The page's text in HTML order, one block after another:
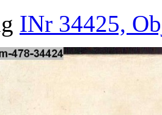
INr 34425,